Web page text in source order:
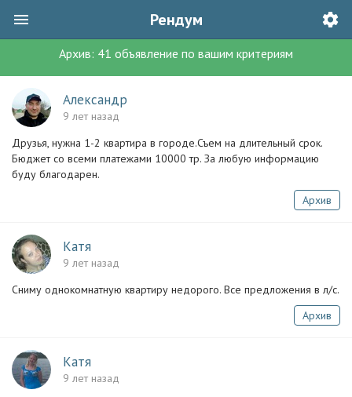
Рендум
Архив: 41 объявление по вашим критериям
Александр
9 лет назад
Друзья, нужна 1-2 квартира в городе.Съем на длительный срок.
Бюджет со всеми платежами 10000 тр. За любую информацию
буду благодарен.
Архив
Катя
9 лет назад
Сниму однокомнатную квартиру недорого. Все предложения в л/с.
Архив
Катя
9 лет назад